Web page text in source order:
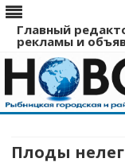
Главный
рекламы и
Плоды